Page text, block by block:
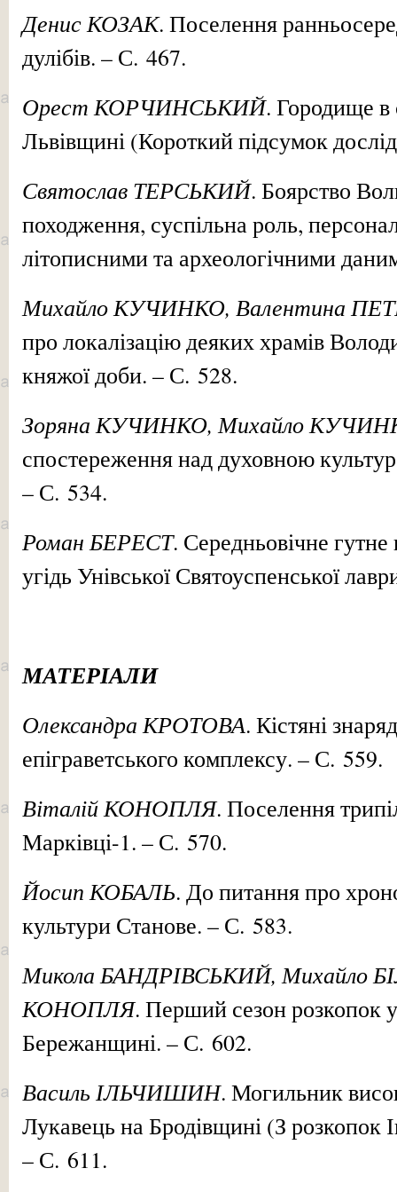
Денис КОЗАК. Поселення
дулібів. – С. 467.
Орест КОРЧИНСЬКИЙ. Городище в
Львівщині (Короткий підсумок
Святослав ТЕРСЬКИЙ. Боярство
походження, суспільна роль,
літописними та археологічними
Михайло КУЧИНКО, Валентина
про локалізацію деяких храмів
княжої доби. – С. 528.
Зоряна КУЧИНКО, Михайло
спостереження над духовною
– С. 534.
Роман БЕРЕСТ. Середньовічне
угідь Унівської Святоуспенської
МАТЕРІАЛИ
Олександра КРОТОВА. Кістяні
епіграветського комплексу. – С. 559.
Віталій КОНОПЛЯ. Поселення
Марківці-1. – С. 570.
Йосип КОБАЛЬ. До питання про
культури Станове. – С. 583.
Микола БАНДРІВСЬКИЙ, Михайло
КОНОПЛЯ. Перший сезон розкопок
Бережанщині. – С. 602.
Василь ІЛЬЧИШИН. Могильник
Лукавець на Бродівщині (З розкопок
– С. 611.